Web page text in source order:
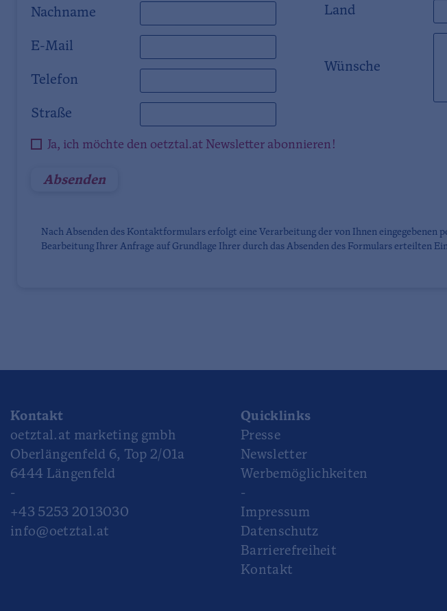
Nachname
E-Mail
Telefon
Straße
Land
Wünsche
Ja, ich möchte den oetztal.at Newsletter abonnieren!
Nach Absenden des Kontaktformulars erfolgt eine Verarbeitung der von Ihnen
Bearbeitung Ihrer Anfrage auf Grundlage Ihrer durch das Absenden des Formulars erteilten
Kontakt
oetztal.at marketing gmbh
Oberlängenfeld 6, Top 2/01a
6444 Längenfeld
-
+43 5253 2013030
info@oetztal.at
Quicklinks
Presse
Newsletter
Werbemöglichkeiten
-
Impressum
Datenschutz
Barrierefreiheit
Kontakt